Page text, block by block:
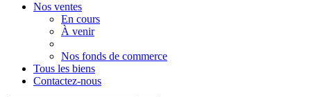
Nos ventes
En cours
À venir
Nos fonds de commerce
Tous les biens
Contactez-nous